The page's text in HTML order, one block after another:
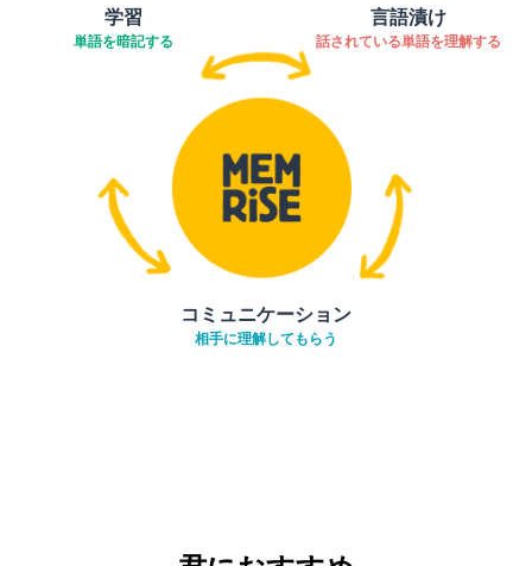
学習
単語を暗記する
言語漬け
話されている単語を理解する
コミュニケーション
相手に理解してもらう